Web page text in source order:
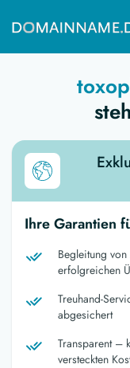
Ihre Garantien
Begleitung
erfolgreichen
Treuhand-
abgesichert
Transparent –
versteckten